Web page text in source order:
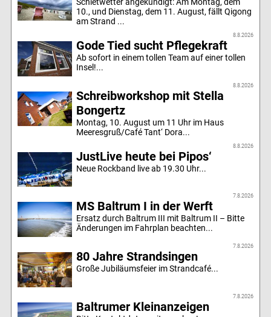
10., und Dienstag, dem 11. August, fällt Qigong
am Strand ...
8.8.2026
Gode Tied sucht Pflegekraft
Ab sofort in einem tollen Team auf einer tollen
Insel!...
8.8.2026
Schreibworkshop mit Stella
Bongertz
Montag, 10. August um 11 Uhr im Haus
Meeresgruß/Café Tant‘ Dora...
8.8.2026
JustLive heute bei Pipos‘
Neue Rockband live ab 19.30 Uhr...
7.8.2026
MS Baltrum I in der Werft
Ersatz durch Baltrum III mit Baltrum II – Bitte
Änderungen im Fahrplan beachten...
7.8.2026
80 Jahre Strandsingen
Große Jubiläumsfeier im Strandcafé...
7.8.2026
Baltrumer Kleinanzeigen